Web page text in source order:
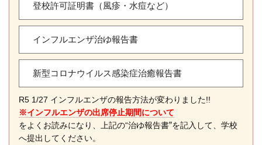
登校許可証明書（風疹・水痘など）
インフルエンザ治ゆ報告書
新型コロナウイルス感染症治癒報告書
R5 1/27 インフルエンザの報告方法が変わりました!!
※インフルエンザの出席停止期間について
をよくお読みになり、上記の“治ゆ報告書”を記入して、学校
へ提出してください。